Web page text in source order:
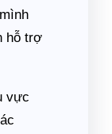
hỗ trợ
vực